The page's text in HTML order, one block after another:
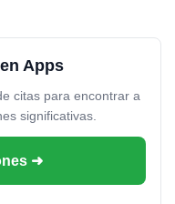
Apps
citas para encontrar a
significativas.
➜